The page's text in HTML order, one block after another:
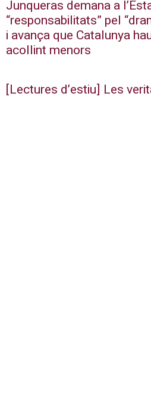
Junqueras demana a
“responsabilitats” pel
i avança que Catalunya
acollint menors
[Lectures d’estiu] Les